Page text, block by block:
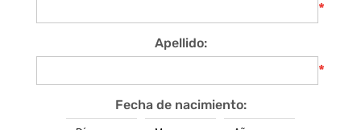
*
Apellido:
*
Fecha de nacimiento: